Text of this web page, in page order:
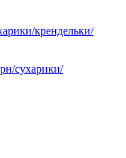
крендельки/
сухарики/